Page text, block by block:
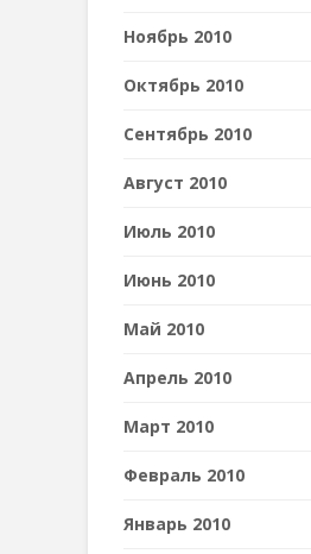
Ноябрь 2010
Октябрь 2010
Сентябрь 2010
Август 2010
Июль 2010
Июнь 2010
Май 2010
Апрель 2010
Март 2010
Февраль 2010
Январь 2010